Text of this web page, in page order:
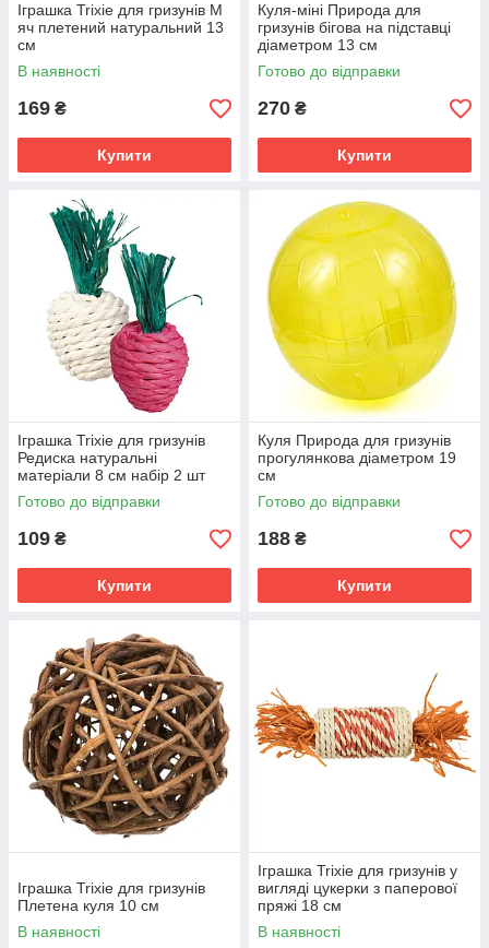
Іграшка Trixie для гризунів М
яч плетений натуральний 13
см
В наявності
169 ₴
Купити
Куля-міні Природа для
гризунів бігова на підставці
діаметром 13 см
Готово до відправки
270 ₴
Купити
Іграшка Trixie для гризунів
Редиска натуральні
матеріали 8 см набір 2 шт
Готово до відправки
109 ₴
Купити
Куля Природа для гризунів
прогулянкова діаметром 19
см
Готово до відправки
188 ₴
Купити
Іграшка Trixie для гризунів
Плетена куля 10 см
В наявності
Іграшка Trixie для гризунів у
вигляді цукерки з паперової
пряжі 18 см
В наявності